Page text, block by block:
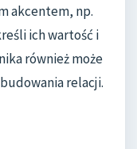
akcentem, np.
ich wartość i
również może
relacji.